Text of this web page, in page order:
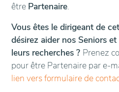
être Partenaire.
Vous êtes le dirigeant de
désirez aider nos Seniors
leurs recherches ? Prenez
pour être Partenaire par e-
lien vers formulaire de